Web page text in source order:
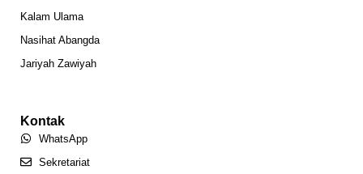
Kalam Ulama
Nasihat Abangda
Jariyah Zawiyah
Kontak
WhatsApp
Sekretariat